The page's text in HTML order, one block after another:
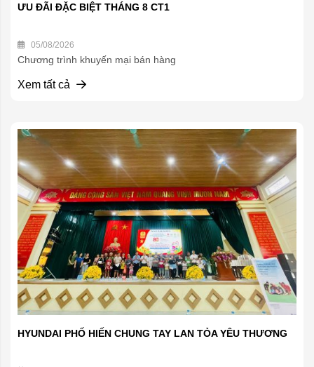
ƯU ĐÃI ĐẶC BIỆT THÁNG 8 CT1
05/08/2026
Chương trình khuyến mại bán hàng
Xem tất cả
HYUNDAI PHỐ HIẾN CHUNG TAY LAN TỎA YÊU THƯƠNG